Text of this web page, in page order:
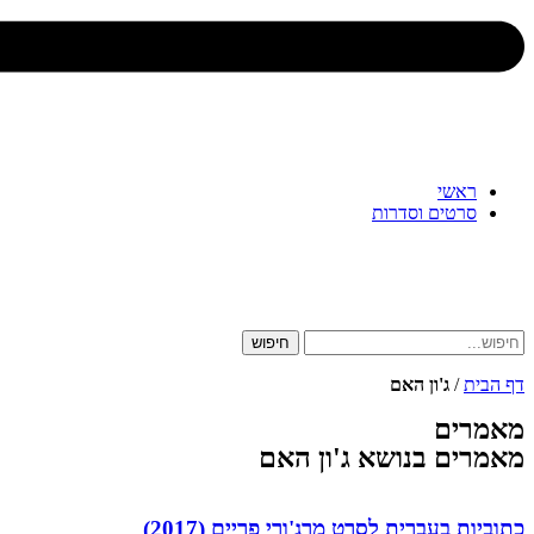
ראשי
סרטים וסדרות
חיפוש
דף הבית/ ג'ון האם
מאמרים
מאמרים בנושא ג'ון האם
כתוביות בעברית לסרט מרג'ורי פריים (2017)